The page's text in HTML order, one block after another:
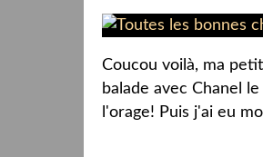
Coucou voilà, ma
balade avec Chanel
l'orage! Puis j'ai eu